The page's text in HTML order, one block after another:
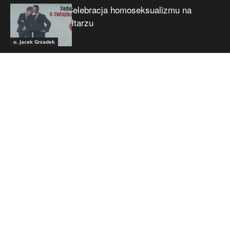
o. Jacek Gniadek
Celebracja homoseksualizmu na
ołtarzu